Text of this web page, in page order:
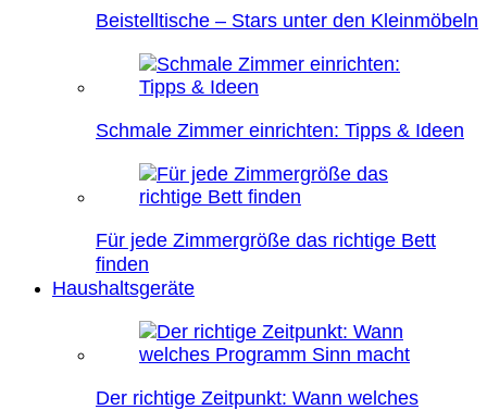
Beistelltische – Stars unter den Kleinmöbeln
Schmale Zimmer einrichten: Tipps & Ideen
Für jede Zimmergröße das richtige Bett
finden
Haushaltsgeräte
Der richtige Zeitpunkt: Wann welches